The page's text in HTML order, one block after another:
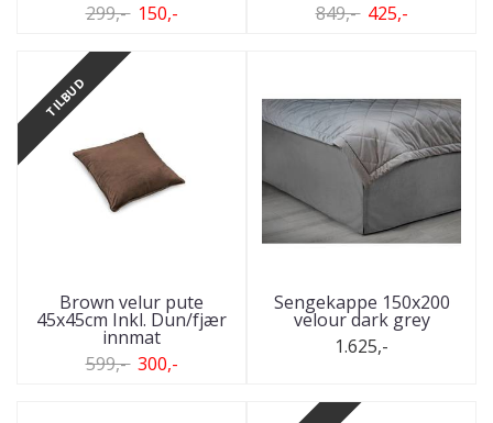
299,- 150,-
849,- 425,-
TILBUD
Brown velur pute
45x45cm Inkl. Dun/fjær
innmat
599,- 300,-
Sengekappe 150x200
velour dark grey
1.625,-